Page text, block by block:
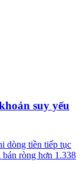
suy yếu
dòng tiền tiếp tục
ròng hơn 1.338